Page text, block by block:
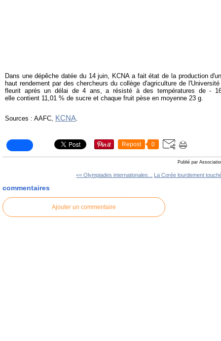
Dans une dépêche datée du 14 juin, KCNA a fait état de la production
haut rendement par des chercheurs du collège d'agriculture de
fleurit après un délai de 4 ans, a résisté à des températures de -
elle contient 11,01 % de sucre et chaque fruit pèse en moyenne 23 g.
Sources : AAFC, KCNA.
Repost 0
Publié par
<< Olympiades internationales... La Corée lourdement
commentaires
Ajouter un commentaire